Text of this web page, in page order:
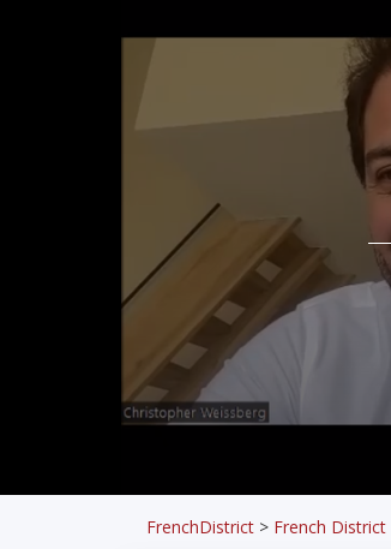
FrenchDistrict > French District